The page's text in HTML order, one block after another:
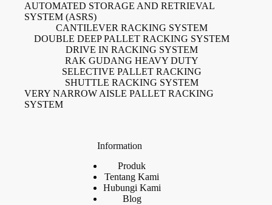
AUTOMATED STORAGE AND RETRIEVAL
SYSTEM (ASRS)
CANTILEVER RACKING SYSTEM
DOUBLE DEEP PALLET RACKING SYSTEM
DRIVE IN RACKING SYSTEM
RAK GUDANG HEAVY DUTY
SELECTIVE PALLET RACKING
SHUTTLE RACKING SYSTEM
VERY NARROW AISLE PALLET RACKING
SYSTEM
Information
Produk
Tentang Kami
Hubungi Kami
Blog